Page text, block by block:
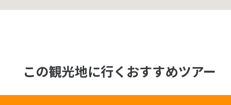
この観光地に行くおすすめツアー